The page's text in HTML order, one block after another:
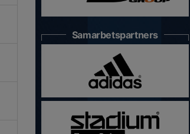
Samarbetspartners